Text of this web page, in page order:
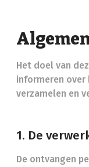
Het doel van
informeren over
verzamelen en
1. De
De ontvangen